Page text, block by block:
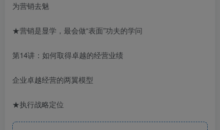
为营销去魅
★营销是显学，最会做“表面”功夫的学问
第14讲：如何取得卓越的经营业绩
企业卓越经营的两翼模型
★执行战略定位